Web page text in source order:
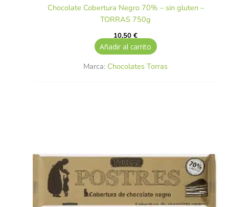
Chocolate Cobertura Negro 70% – sin gluten –
TORRAS 750g
10,50€
Añadir al carrito
Marca: Chocolates Torras